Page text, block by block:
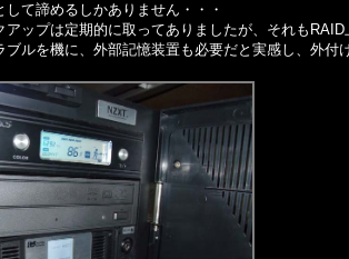
して諦めるしかありません・・・
アップは定期的に取ってありましたが、それも
ブルを機に、外部記憶装置も必要だと実感し、外付